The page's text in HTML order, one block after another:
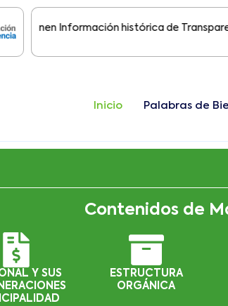
Información histórica de Transparencia
Inicio Palabras de
Contenidos de
Y SUS
ESTRUCTURA
ORGÁNICA